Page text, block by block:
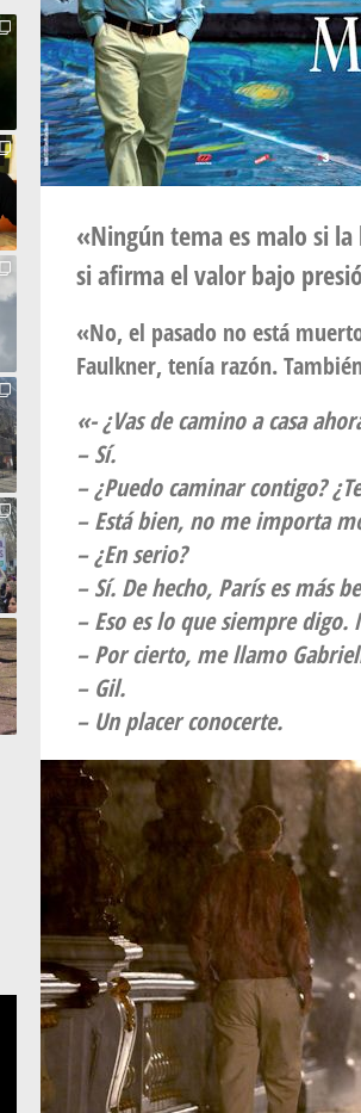
«Ningún tema es malo si
si afirma el valor bajo
«No, el pasado no está
Faulkner, tenía razón.
«- ¿Vas de camino a casa
– Sí.
– ¿Puedo caminar contigo?
– Está bien, no me importa
– ¿En serio?
– Sí. De hecho, París es más
– Eso es lo que siempre
– Por cierto, me llamo
– Gil.
– Un placer conocerte.